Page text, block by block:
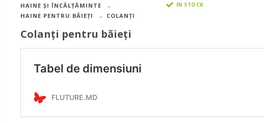
HAINE ȘI ÎNCĂLȚĂMINTE
HAINE PENTRU BĂIEȚI
COLANȚI
IN STOCK
Colanți pentru băieți